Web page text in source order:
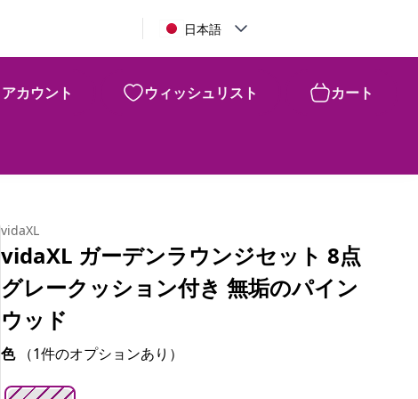
日本語
アカウント ウィッシュリスト カート
¥ 87,820
vidaXL
vidaXL ガーデンラウンジセット 8点
グレークッション付き 無垢のパイン
ウッド
色 （1件のオプションあり）